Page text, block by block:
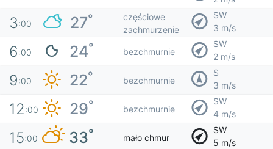
3:00 27°
częściowe
zachmurzenie
SW
3 m/s
6:00 24° bezchmurnie
SW
2 m/s
9:00 22° bezchmurnie
S
3 m/s
12:00 29° bezchmurnie
SW
4 m/s
15:00 33° mało chmur
SW
5 m/s